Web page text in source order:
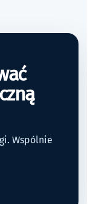
Wspólnie